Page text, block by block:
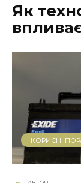
Як
КОРИСНІ